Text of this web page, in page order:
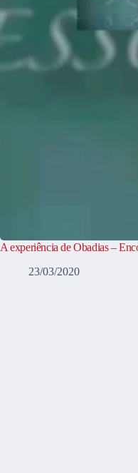
A experiência de Obadias –
23/03/2020